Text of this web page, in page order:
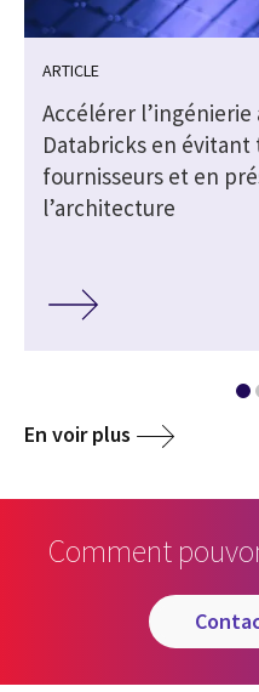
ARTICLE
Accélérer l’ingénierie
Databricks en
fournisseurs et en
l’architecture
En voir plus
Comment